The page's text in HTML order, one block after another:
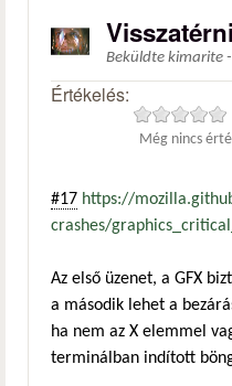
Beküldte kimarite -
Értékelés:
Még nincs
#17 https://
crashes/
Az első üzenet, a GFX
a második lehet a
ha nem az X elemmel
terminálban indított